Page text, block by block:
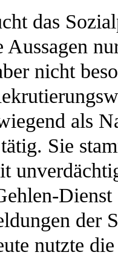
das
Aussagen
nicht
als
Sie
der
nutzte